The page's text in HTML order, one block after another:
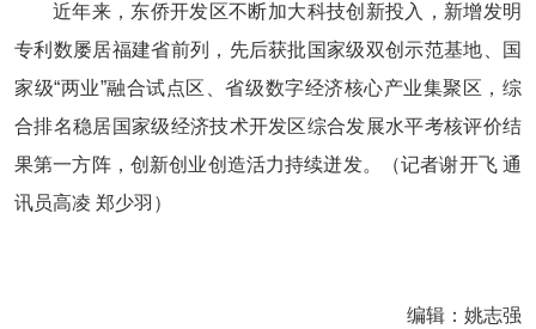
近年来，东侨开发区不断加大科技创新投入，新增发明
专利数屡居福建省前列，先后获批国家级双创示范基地、国
家级“两业”融合试点区、省级数字经济核心产业集聚区，综
合排名稳居国家级经济技术开发区综合发展水平考核评价结
果第一方阵，创新创业创造活力持续迸发。（记者谢开飞 通
讯员高凌 郑少羽）
编辑：姚志强